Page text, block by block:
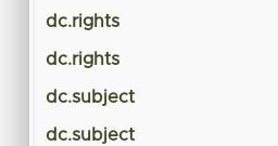
dc.rights
dc.rights
dc.subject
dc.subject